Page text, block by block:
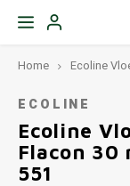
Home Ecoline
ECOLINE
Ecoline
Flacon 30
551